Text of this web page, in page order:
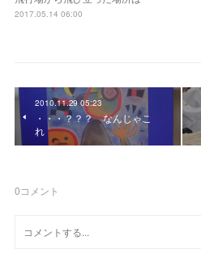
2017.05.14 06:00
2010.11.29 05:23
・・・？？？ なんじゃこ
れ
0コメント